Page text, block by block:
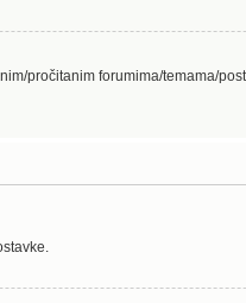
pročitanim forumima/temama/